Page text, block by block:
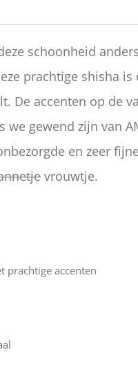
schoonheid
prachtige shisha
De accenten op de
we gewend zijn van
en zeer
vrouwtje.
prachtige accenten